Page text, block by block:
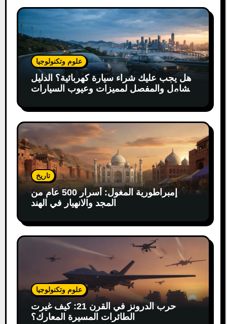
علوم وتكنولوجيا
هل يجب عليك شراء سيارة كهربائية؟ الدليل
الشامل والمفصل لمميزات وعيوب السيارات
تاريخ
إمبراطورية المغول: أسرار 500 عام من
المجد والانهيار في الهند
علوم وتكنولوجيا
حرب الدرونز في القرن 21: كيف غيرت
الطائرات المسيرة المعارك؟